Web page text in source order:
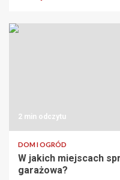
2 min odczytu
DOM I OGRÓD
W jakich miejscach
garażowa?